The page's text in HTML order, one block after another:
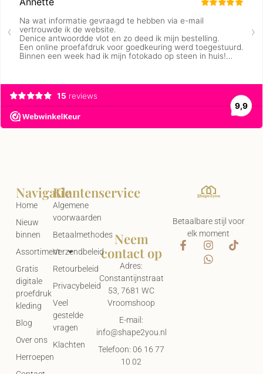
Betaalbare stijl voor
elk moment
Klantenservice
Algemene
voorwaarden
Betaalmethodes
Verzendbeleid
Retourbeleid
Privacybeleid
Veel
gestelde
vragen
Klachten
Navigatie
Home
Nieuw
binnen
Assortiment
Gratis
digitale
proefdruk
kleding
Blog
Over ons
Herroepen
Neem
contact op
Adres:
Constantijnstraat
53, 7681 WC
Vroomshoop
E-mail:
info@shape2you.nl
Telefoon: 06 16 77
10 02